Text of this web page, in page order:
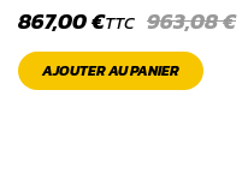
963,08€
867,00€TTC
AJOUTER AU PANIER